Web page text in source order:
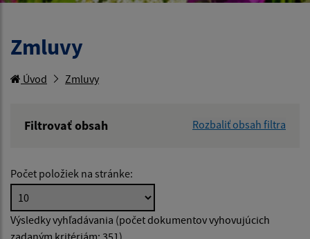
Zmluvy
Úvod Zmluvy
Filtrovať obsah
Rozbaliť obsah filtra
Hľadať v:
Počet položiek na stránke:
Výsledky vyhľadávania (počet dokumentov vyhovujúcich